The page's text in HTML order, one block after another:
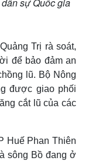
sự Quốc gia
Trị rà soát,
để bảo đảm an
lũ. Bộ Nông
được giao phối
cắt lũ của các
Huế Phan Thiên
sông Bồ đang ở